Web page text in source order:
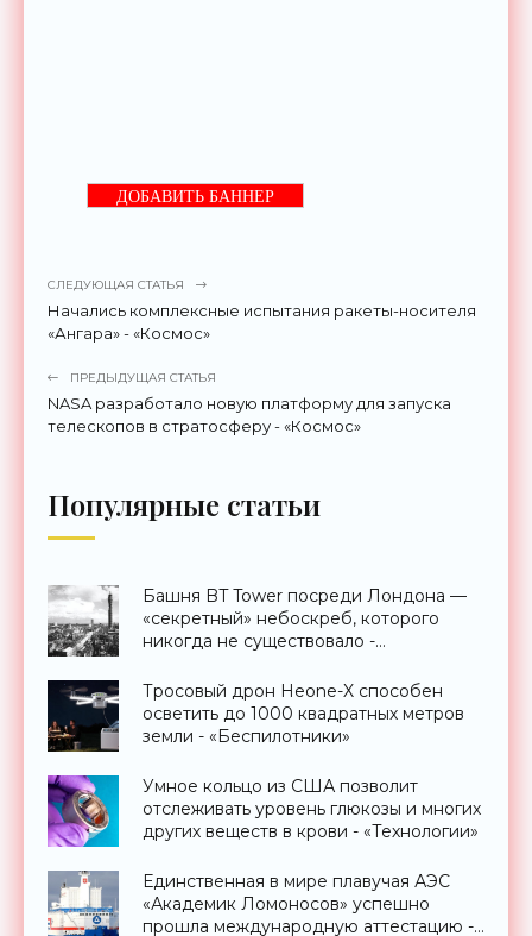
ДОБАВИТЬ БАННЕР
СЛЕДУЮЩАЯ СТАТЬЯ
Начались комплексные испытания ракеты-носителя
«Ангара» - «Космос»
ПРЕДЫДУЩАЯ СТАТЬЯ
NASA разработало новую платформу для запуска
телескопов в стратосферу - «Космос»
Популярные статьи
Башня BT Tower посреди Лондона —
«секретный» небоскреб, которого
никогда не существовало -
Тросовый дрон Heone-X способен
осветить до 1000 квадратных метров
земли - «Беспилотники»
Умное кольцо из США позволит
отслеживать уровень глюкозы и многих
других веществ в крови - «Технологии»
Единственная в мире плавучая АЭС
«Академик Ломоносов» успешно
прошла международную аттестацию -